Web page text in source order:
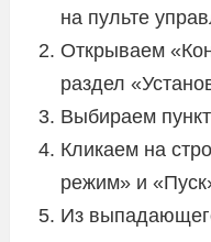
на пульте
Открываем
раздел
Выбираем
Кликаем на
режим» и
Из